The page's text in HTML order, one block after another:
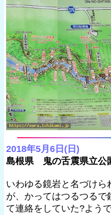
2018年5月6日(日)
島根県 鬼の舌震県立公
いわゆる鏡岩と名づけ
が、かってはつるつるで
て連絡をしていた?よう